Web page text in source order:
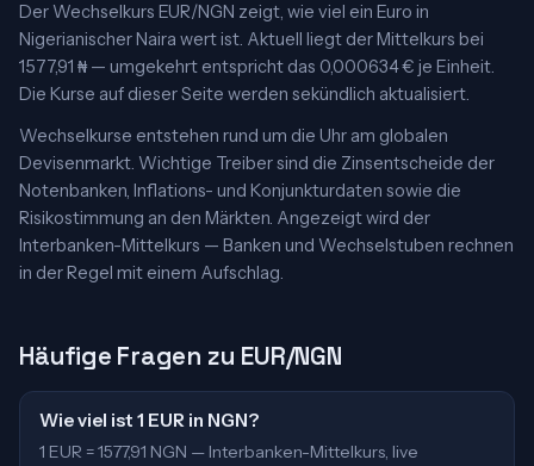
Der Wechselkurs EUR/NGN zeigt, wie viel ein Euro in
Nigerianischer Naira wert ist. Aktuell liegt der Mittelkurs bei
1577,91 ₦ — umgekehrt entspricht das 0,000634 € je Einheit.
Die Kurse auf dieser Seite werden sekündlich aktualisiert.
Wechselkurse entstehen rund um die Uhr am globalen
Devisenmarkt. Wichtige Treiber sind die Zinsentscheide der
Notenbanken, Inflations- und Konjunkturdaten sowie die
Risikostimmung an den Märkten. Angezeigt wird der
Interbanken-Mittelkurs — Banken und Wechselstuben rechnen
in der Regel mit einem Aufschlag.
Häufige Fragen zu EUR/NGN
Wie viel ist 1 EUR in NGN?
1 EUR = 1577,91 NGN — Interbanken-Mittelkurs, live